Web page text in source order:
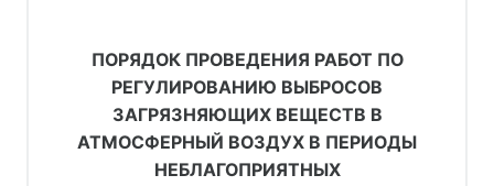
ПОРЯДОК ПРОВЕДЕНИЯ РАБОТ ПО
РЕГУЛИРОВАНИЮ ВЫБРОСОВ
ЗАГРЯЗНЯЮЩИХ ВЕЩЕСТВ В
АТМОСФЕРНЫЙ ВОЗДУХ В ПЕРИОДЫ
НЕБЛАГОПРИЯТНЫХ